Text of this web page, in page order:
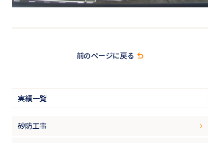
実績一覧
砂防工事
前のページに戻る